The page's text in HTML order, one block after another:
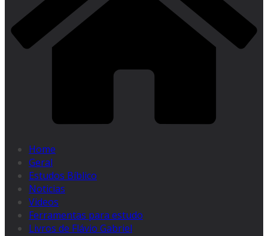
Home
Geral
Estudos Bíblico
Noticias
Videos
Ferramentas para estudo
Livros de Flávio Gabriel